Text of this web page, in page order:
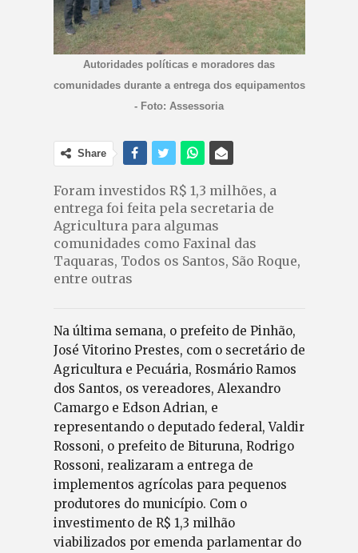
Autoridades políticas e moradores das
comunidades durante a entrega dos equipamentos
- Foto: Assessoria
Share
Foram investidos R$ 1,3 milhões, a
entrega foi feita pela secretaria de
Agricultura para algumas
comunidades como Faxinal das
Taquaras, Todos os Santos, São Roque,
entre outras
Na última semana, o prefeito de Pinhão,
José Vitorino Prestes, com o secretário de
Agricultura e Pecuária, Rosmário Ramos
dos Santos, os vereadores, Alexandro
Camargo e Edson Adrian, e
representando o deputado federal, Valdir
Rossoni, o prefeito de Bituruna, Rodrigo
Rossoni, realizaram a entrega de
implementos agrícolas para pequenos
produtores do município. Com o
investimento de R$ 1,3 milhão
viabilizados por emenda parlamentar do